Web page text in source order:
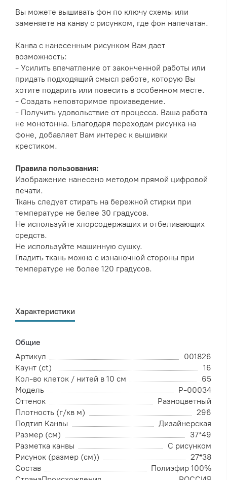
Вы можете вышивать фон по ключу схемы или
заменяете на канву с рисунком, где фон напечатан.
Канва с нанесенным рисунком Вам дает
возможность:
- Усилить впечатление от законченной работы или
придать подходящий смысл работе, которую Вы
хотите подарить или повесить в особенном месте.
- Создать неповторимое произведение.
- Получить удовольствие от процесса. Ваша работа
не монотонна. Благодаря переходам рисунка на
фоне, добавляет Вам интерес к вышивки
крестиком.
Правила пользования:
Изображение нанесено методом прямой цифровой
печати.
Ткань следует стирать на бережной стирки при
температуре не белее 30 градусов.
Не используйте хлорсодержащих и отбеливающих
средств.
Не используйте машинную сушку.
Гладить ткань можно с изнаночной стороны при
температуре не более 120 градусов.
Характеристики
Общие
Артикул
001826
Каунт (ct)
16
Кол-во клеток / нитей в 10 см
65
Модель
Р-00034
Оттенок
Разноцветный
Плотность (г/кв м)
296
Подтип Канвы
Дизайнерская
Размер (см)
37*49
Разметка канвы
С рисунком
Рисунок (размер (см))
27*38
Состав
Полиэфир 100%